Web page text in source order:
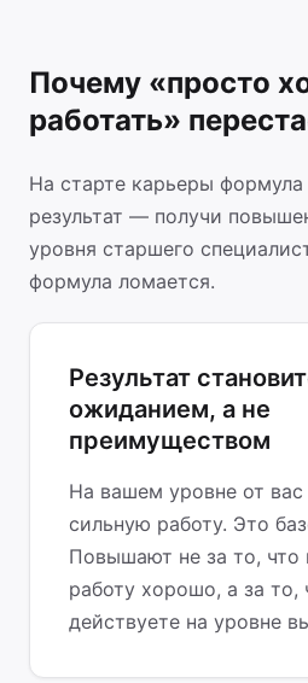
Почему «просто
работать»
На старте карьеры
результат — получи
уровня старшего
формула ломается.
Результат
ожиданием, а не
преимуществом
На вашем уровне от
сильную работу. Это
Повышают не за то, что
работу хорошо, а за
действуете на уровне